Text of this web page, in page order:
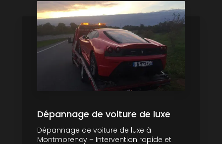
Dépannage de voiture de luxe
Dépannage de voiture de luxe à
Montmorency – Intervention rapide et